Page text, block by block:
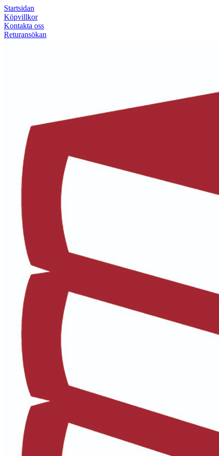
Startsidan
Köpvillkor
Kontakta oss
Returansökan